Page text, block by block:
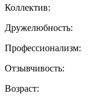
Коллектив:
Дружелюбность:
Профессионализм:
Отзывчивость:
Возраст: